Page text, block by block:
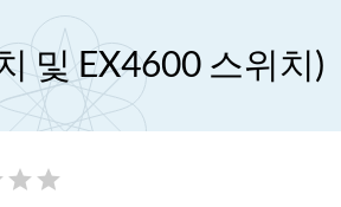
및 EX4600 스위치)
star star